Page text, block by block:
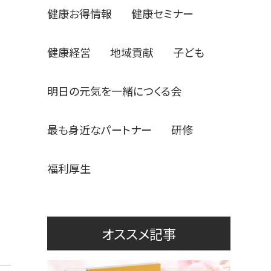
健康お得情報 健康セミナー
健康経営 地域貢献 子ども
明日の元気を一緒につくる会
最も身近なパートナー 研修
福利厚生
オススメ記事